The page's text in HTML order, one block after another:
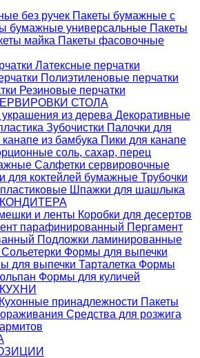
без ручек Пакеты бумажные с
бумажные универсальные Пакеты
майка Пакеты фасовочные
Латексные перчатки
Полиэтиленовые перчатки
Резиновые перчатки
СТОЛА
из дерева Декоративные
Зубочистки Палочки для
из бамбука Пики для канапе
соль, сахар, перец
Салфетки сервировочные
для коктейлей бумажные Трубочки
Шпажки для шашлыка
и ленты Коробки для десертов
парафинированный Пергамент
Подложки ламинированные
Сольетерки Формы для выпечки
для выпечки Тарталетка Формы
Формы для куличей
Кухонные принадлежности Пакеты
Средства для розжига